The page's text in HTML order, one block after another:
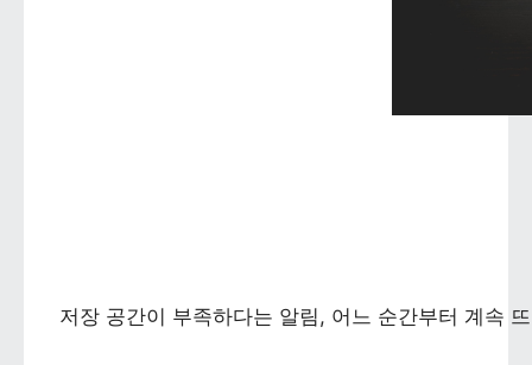
저장 공간이 부족하다는 알림, 어느 순간부터 계속